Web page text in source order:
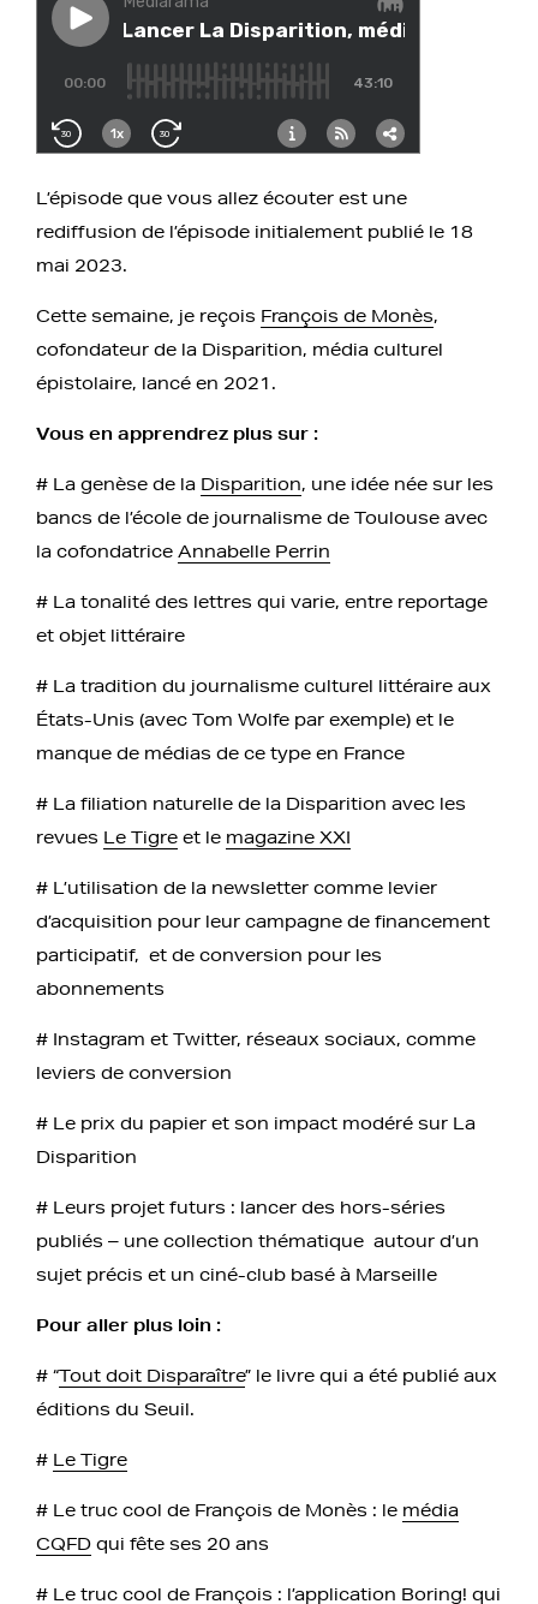
L’épisode que vous allez écouter est une
rediffusion de l’épisode initialement publié le 18
mai 2023.
Cette semaine, je reçois François de Monès,
cofondateur de la Disparition, média culturel
épistolaire, lancé en 2021.
Vous en apprendrez plus sur :
# La genèse de la Disparition, une idée née sur les
bancs de l’école de journalisme de Toulouse avec
la cofondatrice Annabelle Perrin
# La tonalité des lettres qui varie, entre reportage
et objet littéraire
# La tradition du journalisme culturel littéraire aux
États-Unis (avec Tom Wolfe par exemple) et le
manque de médias de ce type en France
# La filiation naturelle de la Disparition avec les
revues Le Tigre et le magazine XXI
# L’utilisation de la newsletter comme levier
d’acquisition pour leur campagne de financement
participatif, et de conversion pour les
abonnements
# Instagram et Twitter, réseaux sociaux, comme
leviers de conversion
# Le prix du papier et son impact modéré sur La
Disparition
# Leurs projet futurs : lancer des hors-séries
publiés – une collection thématique autour d’un
sujet précis et un ciné-club basé à Marseille
Pour aller plus loin :
# “Tout doit Disparaître” le livre qui a été publié aux
éditions du Seuil.
# Le Tigre
# Le truc cool de François de Monès : le média
CQFD qui fête ses 20 ans
# Le truc cool de François : l’application Boring! qui